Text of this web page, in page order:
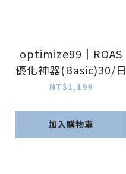
optimize99｜ROAS
優化神器(Basic)30/日
NT$1,199
加入購物車